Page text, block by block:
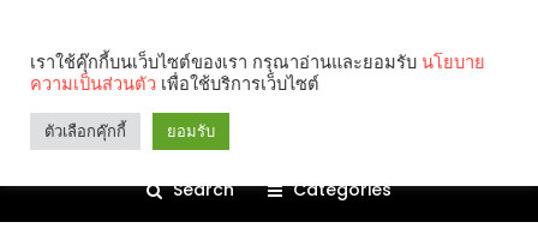
Search Categories
เราใช้คุ๊กกี้บนเว็บไซต์ของเรา กรุณาอ่านและยอมรับ นโยบาย
ความเป็นส่วนตัว เพื่อใช้บริการเว็บไซต์
ตัวเลือกคุ๊กกี้ ยอมรับ